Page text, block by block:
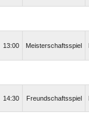
13:00 Meisterschaftsspiel
14:30 Freundschaftsspiel